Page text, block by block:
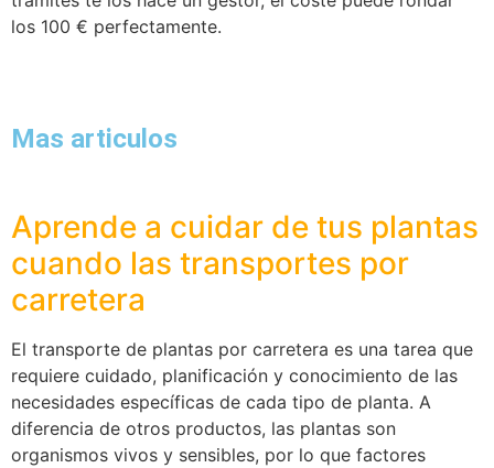
los 100 € perfectamente.
Mas articulos
Aprende a cuidar de tus plantas
cuando las transportes por
carretera
El transporte de plantas por carretera es una tarea que
requiere cuidado, planificación y conocimiento de las
necesidades específicas de cada tipo de planta. A
diferencia de otros productos, las plantas son
organismos vivos y sensibles, por lo que factores